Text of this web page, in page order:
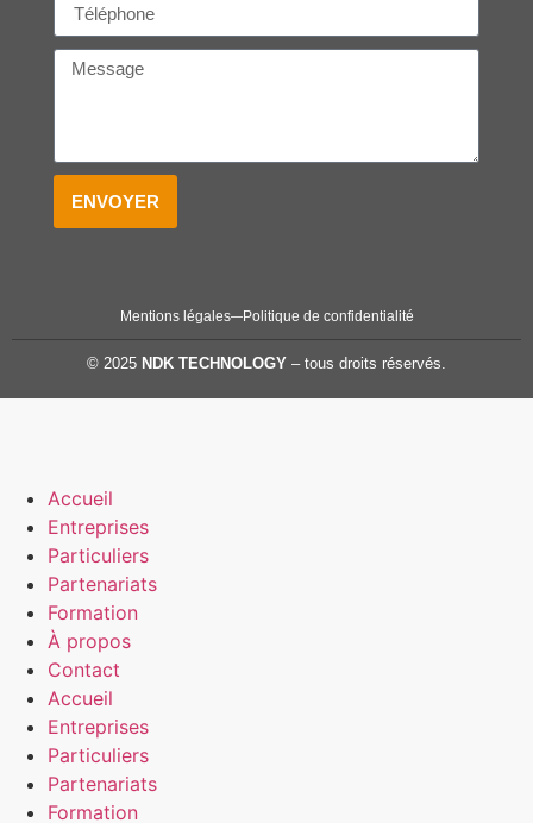
ENVOYER
Mentions légales Politique de confidentialité
© 2025 NDK TECHNOLOGY – tous droits réservés.
Accueil
Entreprises
Particuliers
Partenariats
Formation
À propos
Contact
Accueil
Entreprises
Particuliers
Partenariats
Formation